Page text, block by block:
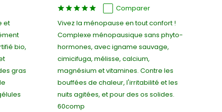
et
bio,
gras
Comparer
Vivez la ménopause en tout confort !
Complexe ménopausique sans phyto-
hormones, avec igname sauvage,
cimicifuga, mélisse, calcium,
magnésium et vitamines. Contre les
bouffées de chaleur, l'irritabilité et les
nuits agitées, et pour des os solides.
60comp